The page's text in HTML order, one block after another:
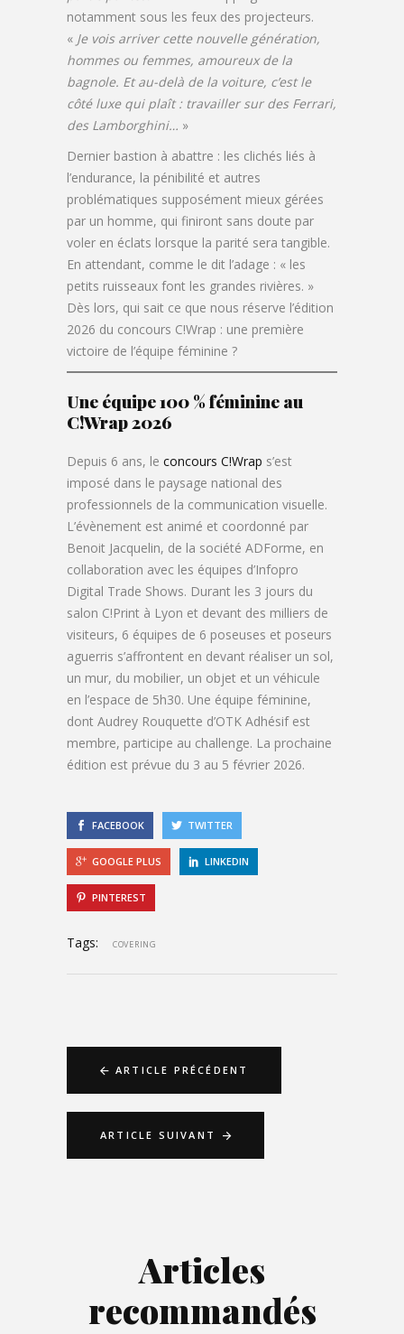
notamment sous les feux des projecteurs.
« Je vois arriver cette nouvelle génération,
hommes ou femmes, amoureux de la
bagnole. Et au-delà de la voiture, c’est le
côté luxe qui plaît : travailler sur des Ferrari,
des Lamborghini… »
Dernier bastion à abattre : les clichés liés à
l’endurance, la pénibilité et autres
problématiques supposément mieux gérées
par un homme, qui finiront sans doute par
voler en éclats lorsque la parité sera tangible.
En attendant, comme le dit l’adage : « les
petits ruisseaux font les grandes rivières. »
Dès lors, qui sait ce que nous réserve l’édition
2026 du concours C!Wrap : une première
victoire de l’équipe féminine ?
Une équipe 100 % féminine au
C!Wrap 2026
Depuis 6 ans, le concours C!Wrap s’est
imposé dans le paysage national des
professionnels de la communication visuelle.
L’évènement est animé et coordonné par
Benoit Jacquelin, de la société ADForme, en
collaboration avec les équipes d’Infopro
Digital Trade Shows. Durant les 3 jours du
salon C!Print à Lyon et devant des milliers de
visiteurs, 6 équipes de 6 poseuses et poseurs
aguerris s’affrontent en devant réaliser un sol,
un mur, du mobilier, un objet et un véhicule
en l’espace de 5h30. Une équipe féminine,
dont Audrey Rouquette d’OTK Adhésif est
membre, participe au challenge. La prochaine
édition est prévue du 3 au 5 février 2026.
FACEBOOK TWITTER
GOOGLE PLUS LINKEDIN
PINTEREST
Tags: COVERING
ARTICLE PRÉCÉDENT
ARTICLE SUIVANT
Articles
recommandés